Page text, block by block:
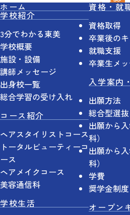
ホーム
学校紹介
3分でわかる東美
学校概要
施設・設備
講師メッセージ
出身校一覧
総合学習の受け入れ
コース紹介
ヘアスタイリストコース
トータルビューティーコ
ース
ヘアメイクコース
美容通信科
学校生活
資格・就
資格取得
卒業後の
就職支援
卒業生メ
入学案内
出願方法
総合型選
出願から
科）
出願から
科）
学費
奨学金制度
オープン